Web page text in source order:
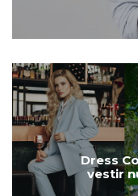
Dress
vestir